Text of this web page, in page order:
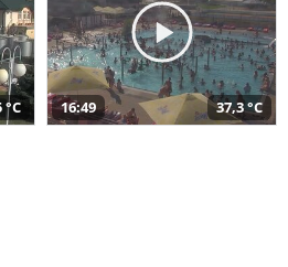
°C 16:49 37,3 °C